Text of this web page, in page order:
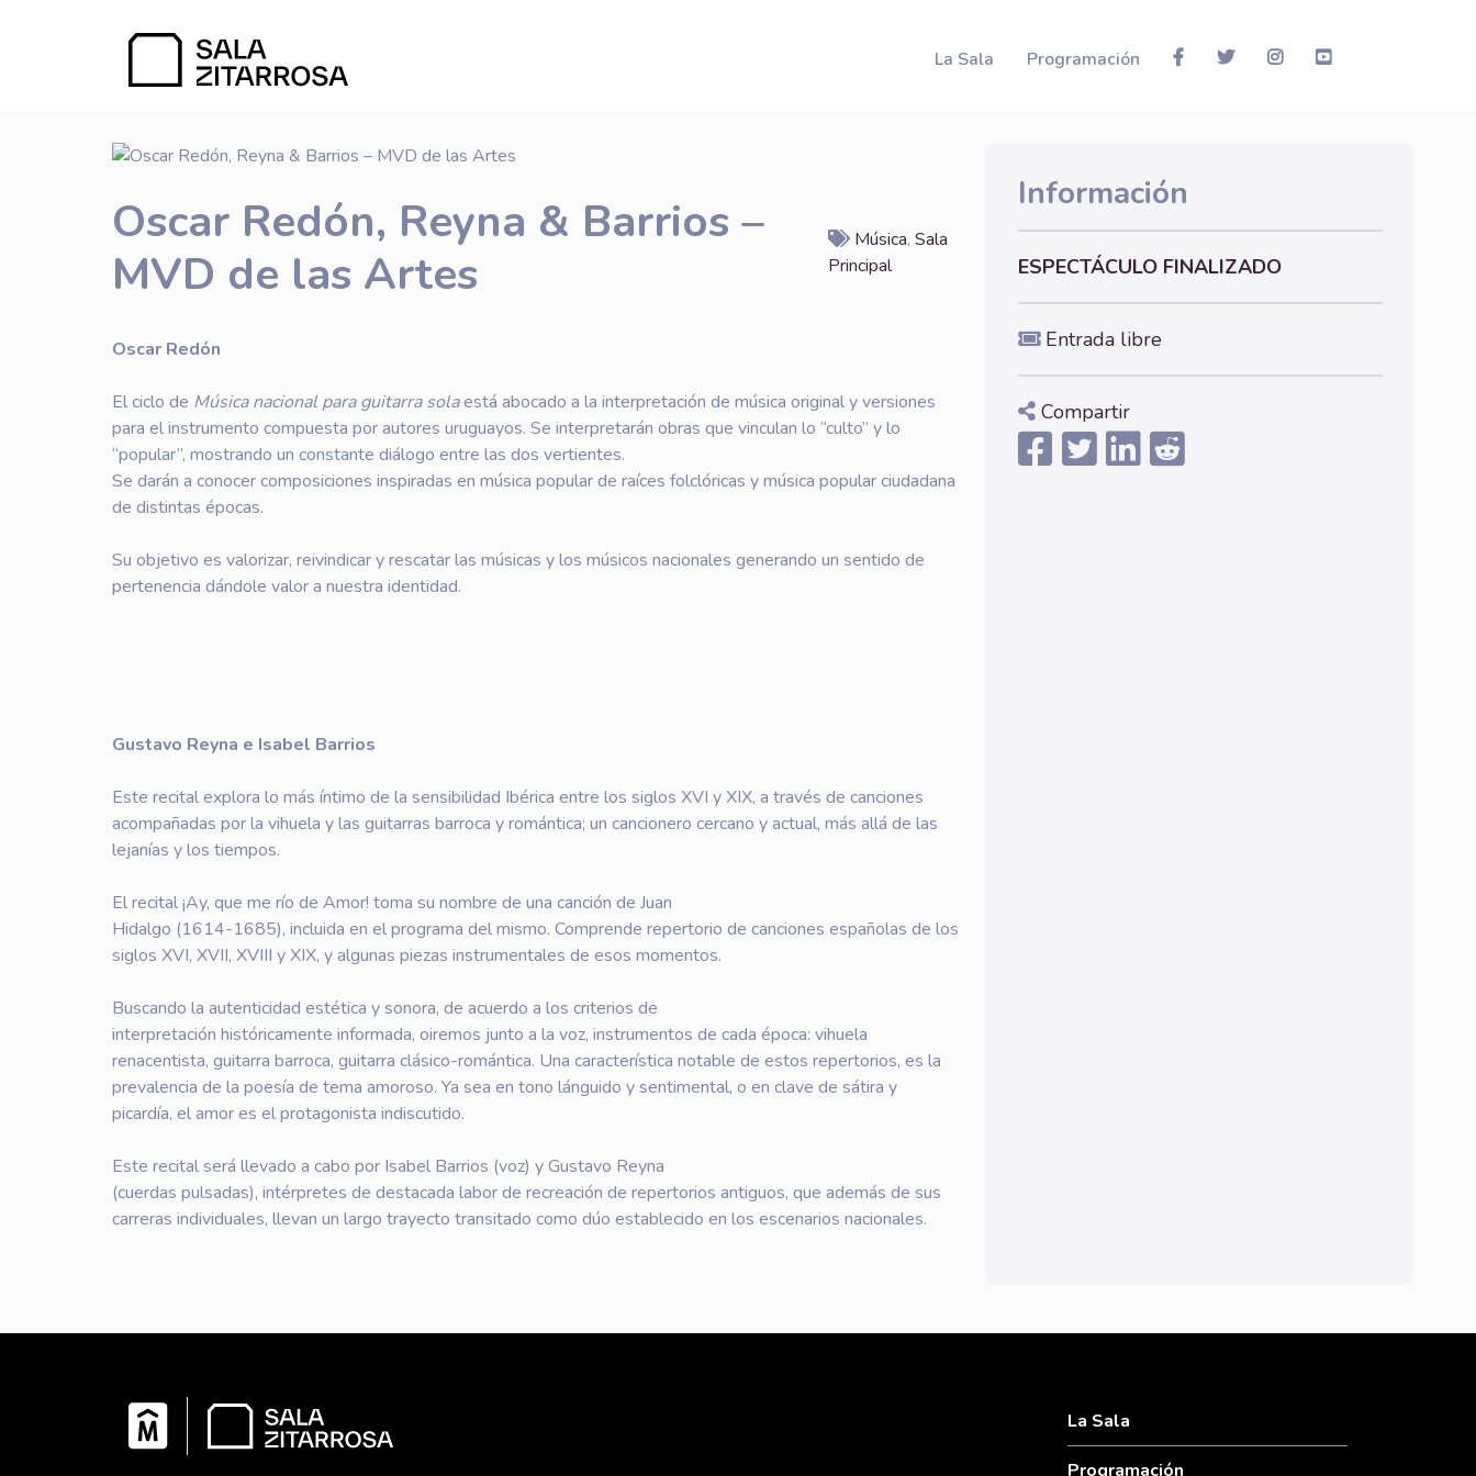
La Sala Programación
Oscar Redón, Reyna & Barrios –
MVD de las Artes
Música,Sala
Principal
Oscar Redón
El ciclo de Música nacional para guitarra solaestá abocado a la interpretación de música original y versiones
para el instrumento compuesta por autores uruguayos. Se interpretarán obras que vinculan lo “culto” y lo
“popular”, mostrando un constante diálogo entre las dos vertientes.
Se darán a conocer composiciones inspiradas en música popular de raíces folclóricas y música popular ciudadana
de distintas épocas.
Su objetivo es valorizar, reivindicar y rescatar las músicas y los músicos nacionales generando un sentido de
pertenencia dándole valor a nuestra identidad.
Gustavo Reyna e Isabel Barrios
Este recital explora lo más íntimo de la sensibilidad Ibérica entre los siglos XVI y XIX, a través de canciones
acompañadas por la vihuela y las guitarras barroca y romántica; un cancionero cercano y actual, más allá de las
lejanías y los tiempos.
El recital ¡Ay, que me río de Amor! toma su nombre de una canción de Juan
Hidalgo (1614-1685), incluida en el programa del mismo. Comprende repertorio de canciones españolas de los
siglos XVI, XVII, XVIII y XIX, y algunas piezas instrumentales de esos momentos.
Buscando la autenticidad estética y sonora, de acuerdo a los criterios de
interpretación históricamente informada, oiremos junto a la voz, instrumentos de cada época: vihuela
renacentista, guitarra barroca, guitarra clásico-romántica. Una característica notable de estos repertorios, es la
prevalencia de la poesía de tema amoroso. Ya sea en tono lánguido y sentimental, o en clave de sátira y
picardía, el amor es el protagonista indiscutido.
Este recital será llevado a cabo por Isabel Barrios (voz) y Gustavo Reyna
(cuerdas pulsadas), intérpretes de destacada labor de recreación de repertorios antiguos, que además de sus
carreras individuales, llevan un largo trayecto transitado como dúo establecido en los escenarios nacionales.
Información
ESPECTÁCULO FINALIZADO
Entrada libre
Compartir
La Sala
Programación